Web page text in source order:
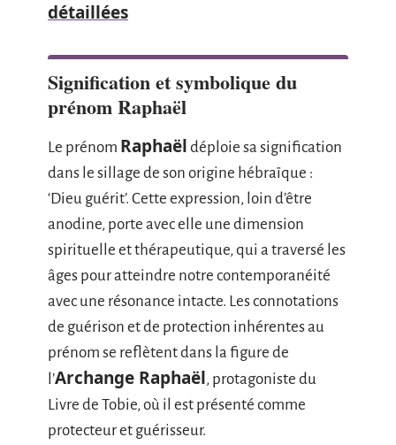
détaillées
Signification et symbolique du
prénom Raphaël
Le prénom Raphaël déploie sa signification
dans le sillage de son origine hébraïque :
‘Dieu guérit’. Cette expression, loin d’être
anodine, porte avec elle une dimension
spirituelle et thérapeutique, qui a traversé les
âges pour atteindre notre contemporanéité
avec une résonance intacte. Les connotations
de guérison et de protection inhérentes au
prénom se reflètent dans la figure de
l’Archange Raphaël, protagoniste du
Livre de Tobie, où il est présenté comme
protecteur et guérisseur.